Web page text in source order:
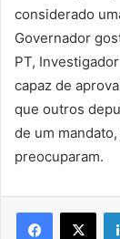
considerado
Governador
PT,
capaz de
que outros
de um
preocuparam.